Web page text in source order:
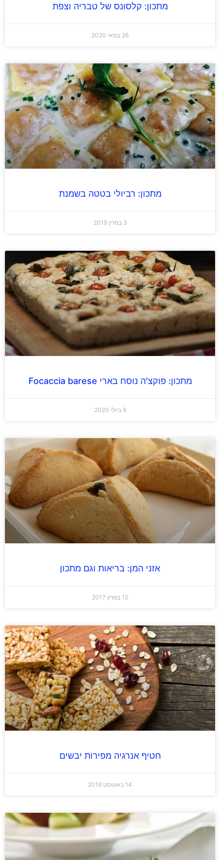
מתכון: קלסונס של טבריה וצפת
מתכון: רביולי בטטה בשמנת
מתכון: פוקצ'ה נוסח בארי Focaccia barese
אזני המן: בריאות וגם מתכון
חטיף אנרגיה מפירות יבשים